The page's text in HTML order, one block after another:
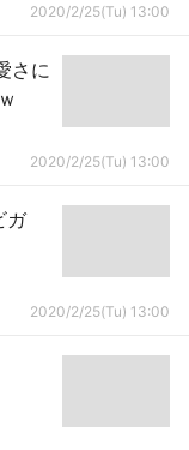
2020/2/25(Tu) 13:00
さに
2020/2/25(Tu) 13:00
ガ
2020/2/25(Tu) 13:00